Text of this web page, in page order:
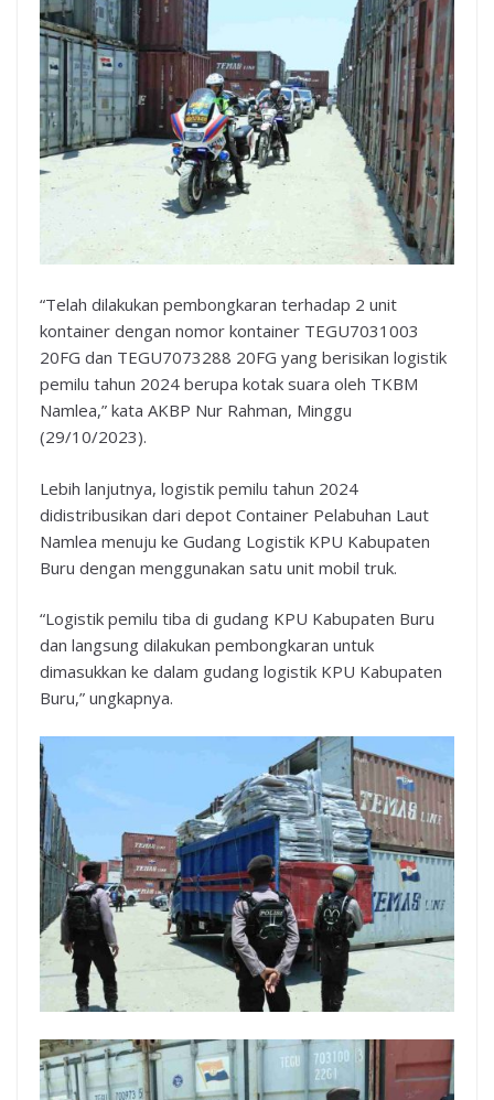
“Telah dilakukan pembongkaran terhadap 2 unit
kontainer dengan nomor kontainer TEGU7031003
20FG dan TEGU7073288 20FG yang berisikan logistik
pemilu tahun 2024 berupa kotak suara oleh TKBM
Namlea,” kata AKBP Nur Rahman, Minggu
(29/10/2023).
Lebih lanjutnya, logistik pemilu tahun 2024
didistribusikan dari depot Container Pelabuhan Laut
Namlea menuju ke Gudang Logistik KPU Kabupaten
Buru dengan menggunakan satu unit mobil truk.
“Logistik pemilu tiba di gudang KPU Kabupaten Buru
dan langsung dilakukan pembongkaran untuk
dimasukkan ke dalam gudang logistik KPU Kabupaten
Buru,” ungkapnya.